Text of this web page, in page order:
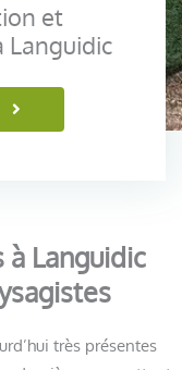
et
Languidic
Languidic
très présentes